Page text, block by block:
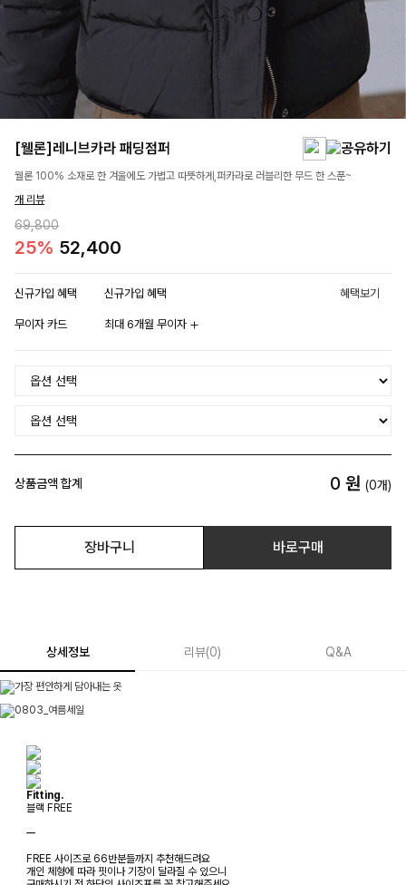
[웰론]레니브카라 패딩점퍼
웰론 100% 소재로 한 겨울에도 가볍고 따뜻하게,퍼카라로 러블리한 무드 한 스푼~
개 리뷰
69,800
25% 52,400
신규가입 혜택 신규가입 혜택 혜택보기
무이자 카드 최대 6개월 무이자
상품금액 합계 0 원 (0개)
장바구니 바로구매
상세정보 리뷰(0) Q&A
Fitting.
블랙 FREE
ㅡ
FREE 사이즈로 66반분들까지 추천해드려요
개인 체형에 따라 핏이나 기장이 달라질 수 있으니